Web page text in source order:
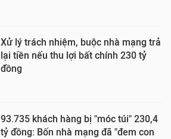
Xử lý trách nhiệm, buộc nhà mạng trả
lại tiền nếu thu lợi bất chính 230 tỷ
đồng
93.735 khách hàng bị "móc túi" 230,4
tỷ đồng: Bốn nhà mạng đã "đem con